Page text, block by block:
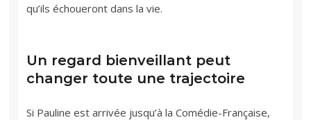
qu’ils échoueront dans la vie.
Un regard bienveillant peut
changer toute une trajectoire
Si Pauline est arrivée jusqu’à la Comédie-Française,